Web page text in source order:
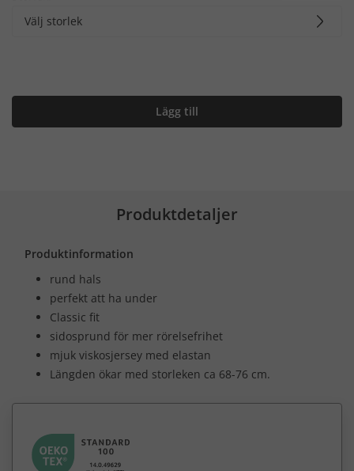
Välj storlek
Lägg till
Produktdetaljer
Produktinformation
rund hals
perfekt att ha under
Classic fit
sidosprund för mer rörelsefrihet
mjuk viskosjersey med elastan
Längden ökar med storleken ca 68-76 cm.